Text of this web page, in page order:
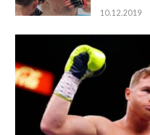
10.12.2019